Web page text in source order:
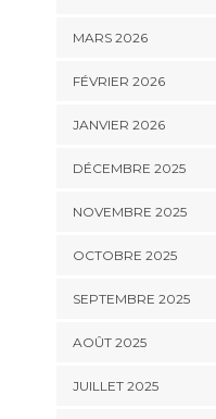
MARS 2026
FÉVRIER 2026
JANVIER 2026
DÉCEMBRE 2025
NOVEMBRE 2025
OCTOBRE 2025
SEPTEMBRE 2025
AOÛT 2025
JUILLET 2025